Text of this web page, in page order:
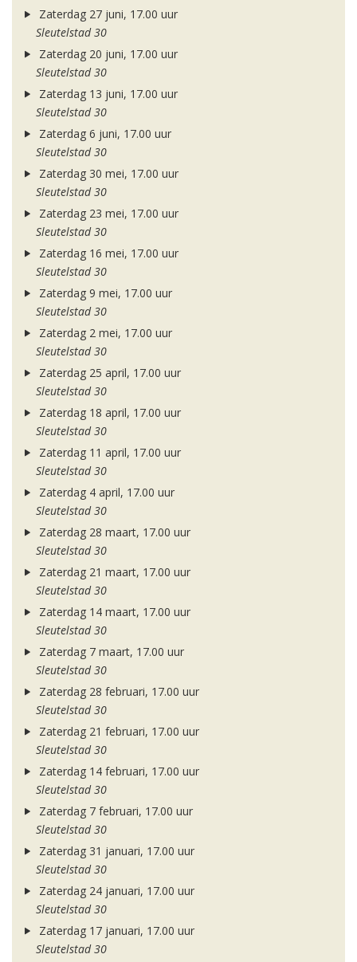
Zaterdag 27 juni, 17.00 uur
Sleutelstad 30
Zaterdag 20 juni, 17.00 uur
Sleutelstad 30
Zaterdag 13 juni, 17.00 uur
Sleutelstad 30
Zaterdag 6 juni, 17.00 uur
Sleutelstad 30
Zaterdag 30 mei, 17.00 uur
Sleutelstad 30
Zaterdag 23 mei, 17.00 uur
Sleutelstad 30
Zaterdag 16 mei, 17.00 uur
Sleutelstad 30
Zaterdag 9 mei, 17.00 uur
Sleutelstad 30
Zaterdag 2 mei, 17.00 uur
Sleutelstad 30
Zaterdag 25 april, 17.00 uur
Sleutelstad 30
Zaterdag 18 april, 17.00 uur
Sleutelstad 30
Zaterdag 11 april, 17.00 uur
Sleutelstad 30
Zaterdag 4 april, 17.00 uur
Sleutelstad 30
Zaterdag 28 maart, 17.00 uur
Sleutelstad 30
Zaterdag 21 maart, 17.00 uur
Sleutelstad 30
Zaterdag 14 maart, 17.00 uur
Sleutelstad 30
Zaterdag 7 maart, 17.00 uur
Sleutelstad 30
Zaterdag 28 februari, 17.00 uur
Sleutelstad 30
Zaterdag 21 februari, 17.00 uur
Sleutelstad 30
Zaterdag 14 februari, 17.00 uur
Sleutelstad 30
Zaterdag 7 februari, 17.00 uur
Sleutelstad 30
Zaterdag 31 januari, 17.00 uur
Sleutelstad 30
Zaterdag 24 januari, 17.00 uur
Sleutelstad 30
Zaterdag 17 januari, 17.00 uur
Sleutelstad 30